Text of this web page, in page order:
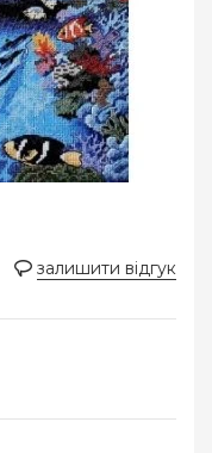
залишити відгук